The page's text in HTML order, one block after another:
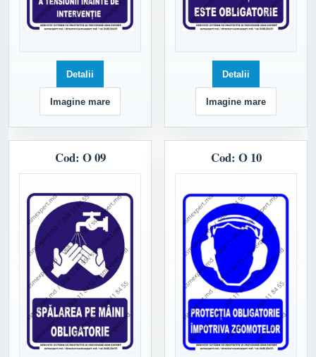
Detalii
Imagine mare
Detalii
Imagine mare
Cod: O 09 Cod: O 10